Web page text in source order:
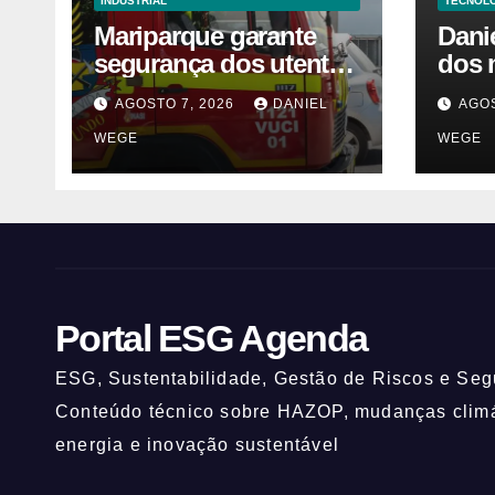
Mariparque garante
segurança dos utentes
após acidente –
Observador
AGOSTO 7, 2026 DANIEL
WEGE
dos
WEGE
Portal ESG Agenda
ESG, Sustentabilidade, Gestão de Riscos e
Conteúdo técnico sobre HAZOP, mudanças
energia e inovação sustentável